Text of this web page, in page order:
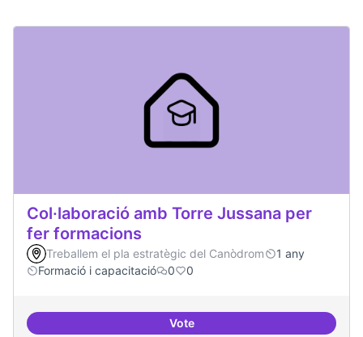
Col·laboració amb Torre Jussana per
fer formacions
Treballem el pla estratègic del Canòdrom
1 any
Formació i capacitació
0 0
VoteCol·laboració amb Torre